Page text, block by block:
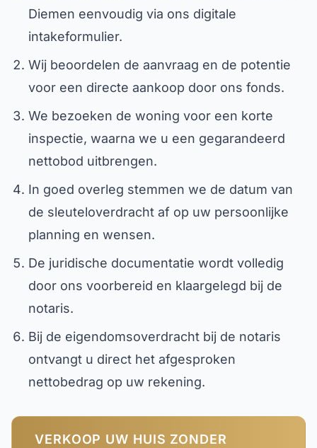
Diemen eenvoudig via ons digitale
intakeformulier.
Wij beoordelen de aanvraag en de potentie
voor een directe aankoop door ons fonds.
We bezoeken de woning voor een korte
inspectie, waarna we u een gegarandeerd
nettobod uitbrengen.
In goed overleg stemmen we de datum van
de sleuteloverdracht af op uw persoonlijke
planning en wensen.
De juridische documentatie wordt volledig
door ons voorbereid en klaargelegd bij de
notaris.
Bij de eigendomsoverdracht bij de notaris
ontvangt u direct het afgesproken
nettobedrag op uw rekening.
VERKOOP UW HUIS ZONDER